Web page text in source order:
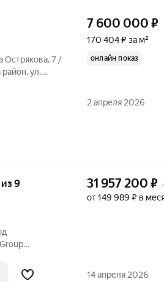
Острякова, 7 /
ул.
Дом
7 600 000 ₽
170 404 ₽ за м²
онлайн показ
2 апреля 2026
9 31 957 200 ₽
от 149 989 ₽ в
14 апреля 2026